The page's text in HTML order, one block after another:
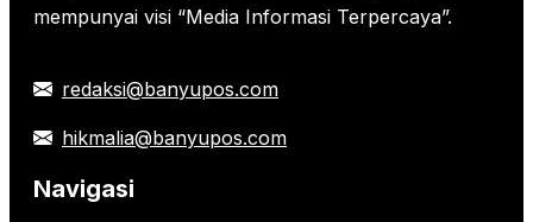
mempunyai visi “Media Informasi Terpercaya”.
redaksi@banyupos.com
hikmalia@banyupos.com
Navigasi